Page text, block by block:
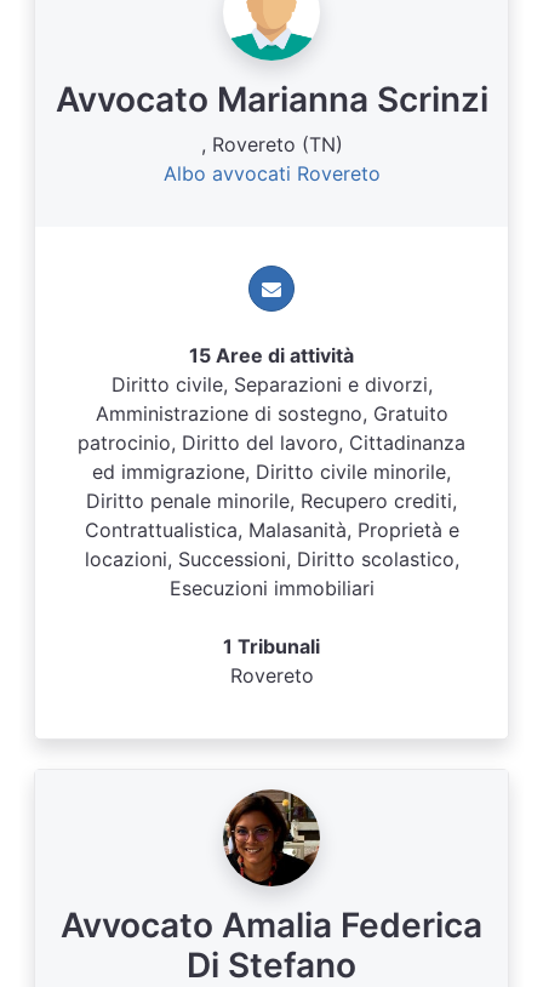
Avvocato Marianna Scrinzi
, Rovereto (TN)
Albo avvocati Rovereto
15 Aree di attività
Diritto civile, Separazioni e divorzi,
Amministrazione di sostegno, Gratuito
patrocinio, Diritto del lavoro, Cittadinanza
ed immigrazione, Diritto civile minorile,
Diritto penale minorile, Recupero crediti,
Contrattualistica, Malasanità, Proprietà e
locazioni, Successioni, Diritto scolastico,
Esecuzioni immobiliari
1 Tribunali
Rovereto
Avvocato Amalia Federica
Di Stefano